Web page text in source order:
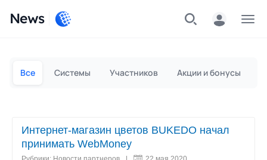
News
Все Системы Участников Акции и бонусы
Интернет-магазин цветов BUKEDO начал
принимать WebMoney